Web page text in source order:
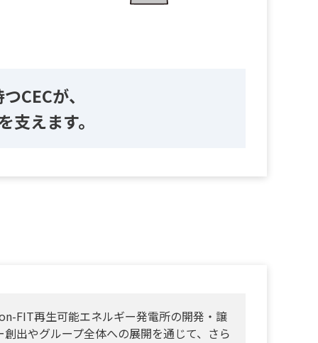
CECが、
えます。
FIT再生可能エネルギー発電所の開発・譲
出やグループ全体への展開を通じて、さら